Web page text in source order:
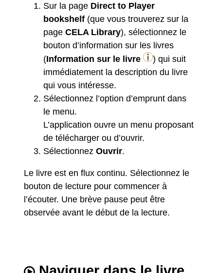
Sur la page Direct to Player
bookshelf(que vous trouverez sur la
page CELA Library), sélectionnez le
bouton d’information sur les livres
(Information sur le livre
) qui suit
immédiatement la description du livre
qui vous intéresse.
Sélectionnez l’option d’emprunt dans
le menu.
L’application ouvre un menu proposant
de télécharger ou d’ouvrir.
Sélectionnez Ouvrir.
Le livre est en flux continu. Sélectionnez le
bouton de lecture pour commencer à
l’écouter. Une brève pause peut être
observée avant le début de la lecture.